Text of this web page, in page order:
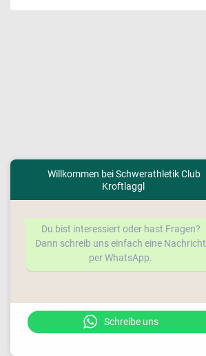
Willkommen bei Schwerathletik Club
Kroftlaggl
Du bist interessiert oder hast Fragen?
Dann schreib uns einfach eine Nachricht
per WhatsApp.
Schreibe uns